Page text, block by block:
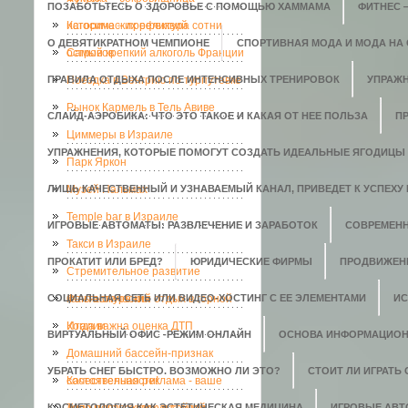
ПОЗАБОТЬТЕСЬ О ЗДОРОВЬЕ С ПОМОЩЬЮ ХАММАМА ФИТНЕС
О ДЕВЯТИКРАТНОМ ЧЕМПИОНЕ СПОРТИВНАЯ МОДА И МОДА НА
ПРАВИЛА ОТДЫХА ПОСЛЕ ИНТЕНСИВНЫХ ТРЕНИРОВОК
СЛАЙД-АЭРОБИКА: ЧТО ЭТО ТАКОЕ И КАКАЯ ОТ НЕЕ ПОЛЬЗА
УПРАЖНЕНИЯ, КОТОРЫЕ ПОМОГУТ СОЗДАТЬ ИДЕАЛЬНЫЕ ЯГОДИЦЫ
ЛИШЬ КАЧЕСТВЕННЫЙ И УЗНАВАЕМЫЙ КАНАЛ, ПРИВЕДЕТ К УСПЕХУ
ИГРОВЫЕ АВТОМАТЫ: РАЗВЛЕЧЕНИЕ И ЗАРАБОТОК
ПРОКАТИТ ИЛИ БРЕД? ЮРИДИЧЕСКИЕ ФИРМЫ
СОЦИАЛЬНАЯ СЕТЬ ИЛИ ВИДЕО-ХОСТИНГ С ЕЕ ЭЛЕМЕНТАМИ
ВИРТУАЛЬНЫЙ ОФИС -РЕЖИМ ОНЛАЙН ОСНОВА
УБРАТЬ СНЕГ БЫСТРО. ВОЗМОЖНО ЛИ ЭТО? СТОИТ ЛИ ИГРАТЬ
исторических реликвий
Кагосима – префектура сотни
островов
Самый крепкий алкоголь Франции
Поездка в Венгрию по турпутевке
Рынок Кармель в Тель Авиве
Циммеры в Израиле
Парк Яркон
Музей Пальмах
Temple bar в Израиле
Такси в Израиле
Стремительное развитие
кальянокурения
Фантастический отдых в горной
Италии
Когда важна оценка ДТП
Домашний бассейн-признак
состоятельности!
Качественная реклама - ваше